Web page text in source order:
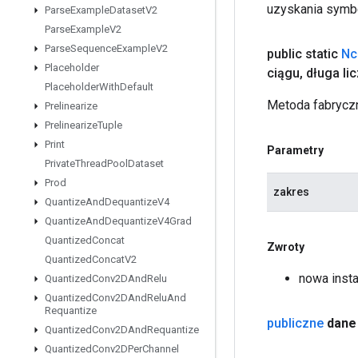
ParseExampleDatasetV2
ParseExampleV2
ParseSequenceExampleV2
Placeholder
PlaceholderWithDefault
Prelinearize
PrelinearizeTuple
Print
PrivateThreadPool Dataset
Prod
QuantizeAndDequantizeV4
QuantizeAndDequantizeV4Grad
QuantizedConcat
QuantizedConcatV2
QuantizedConv2DAndRelu
QuantizedConv2DAndReluAnd
Requantize
QuantizedConv2DAndRequantize
QuantizedConv2DPerChannel
uzyskania
public static
ciągu, długa
Metoda
Parametry
zakres
Zwroty
nowa
publiczne dane